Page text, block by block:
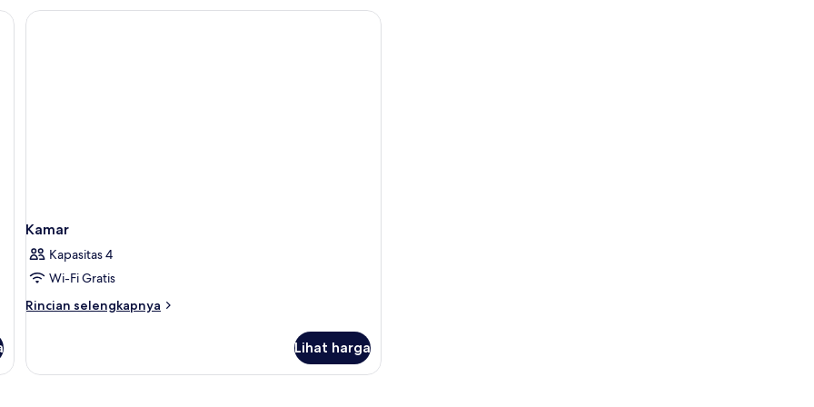
Deluks,
1
tirai kedap cahaya
Kamar
Kapasitas 4
Wi-Fi Gratis
Rincian selengkapnya
Rincian
Kamar
Lihat harga